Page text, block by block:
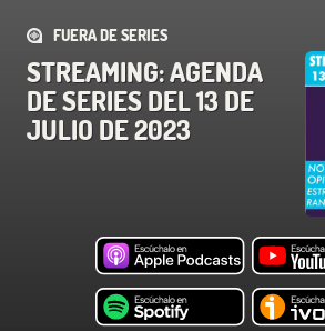
FUERA DE SERIES
STREAMING: AGENDA
DE SERIES DEL 13 DE
JULIO DE 2023